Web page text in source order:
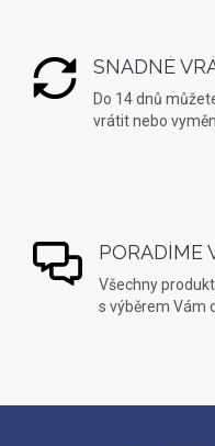
SNADNÉ
Do 14 dnů
vrátit nebo
PORADÍME
Všechny
s výběrem Vám